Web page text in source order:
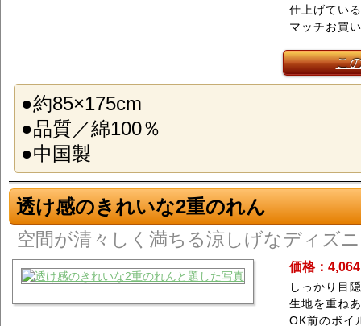
仕上げてい
マッチお買
こ
●約85×175cm
●品質／綿100％
●中国製
透け感のきれいな2重のれん
空間が清々しく満ちる涼しげなディズ
価格：
しっかり目
生地を重ね
OK前のボイ